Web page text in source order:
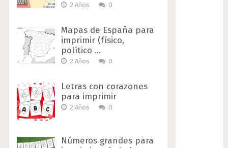
2 Años 0
Mapas de España para
imprimir (físico,
político …
2 Años 0
Letras con corazones
para imprimir
2 Años 0
Números grandes para